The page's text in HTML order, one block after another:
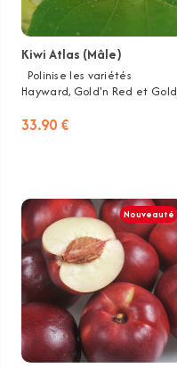
Kiwi Atlas (Mâle)
Polinise les variétés
Hayward, Gold'n Red et Gold
33.90 €
Nouveauté